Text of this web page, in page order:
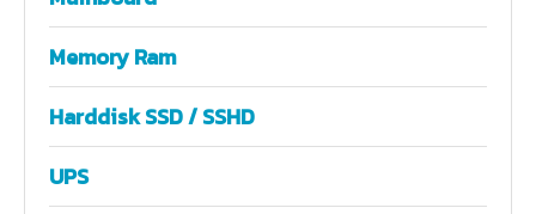
Memory Ram
Harddisk SSD / SSHD
UPS